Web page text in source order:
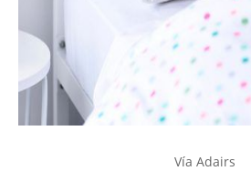
Vía Adairs